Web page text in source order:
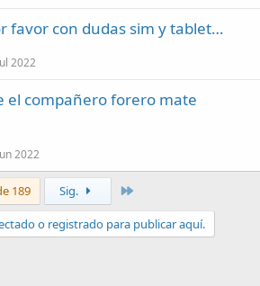
favor con dudas sim y tablet…
2022
el compañero forero mate
2022
189 Sig.
o registrado para publicar aquí.